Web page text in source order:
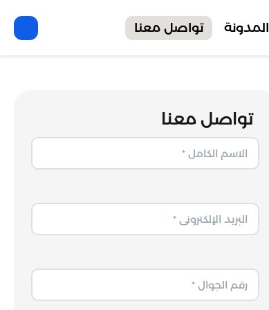
المدونة تواصل معنا
تواصل معنا
الاسم الكامل
البريد الإلكتروني
رقم الجوال